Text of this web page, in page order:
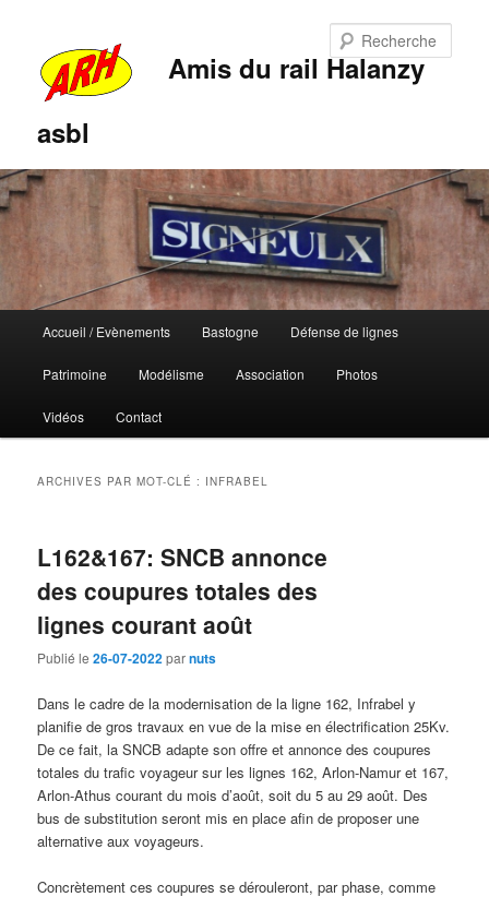
Amis du rail Halanzy
asbl
principal
Aller
au
contenu
principal
Aller
au
contenu
secondaire
Accueil / Evènements Bastogne Défense de lignes
Patrimoine Modélisme Association Photos
Vidéos Contact
ARCHIVES PAR MOT-CLÉ : INFRABEL
L162&167: SNCB annonce
des coupures totales des
lignes courant août
Publié le26-07-2022parnuts
Dans le cadre de la modernisation de la ligne 162, Infrabel y
planifie de gros travaux en vue de la mise en électrification 25Kv.
De ce fait, la SNCB adapte son offre et annonce des coupures
totales du trafic voyageur sur les lignes 162, Arlon-Namur et 167,
Arlon-Athus courant du mois d’août, soit du 5 au 29 août. Des
bus de substitution seront mis en place afin de proposer une
alternative aux voyageurs.
Concrètement ces coupures se dérouleront, par phase, comme